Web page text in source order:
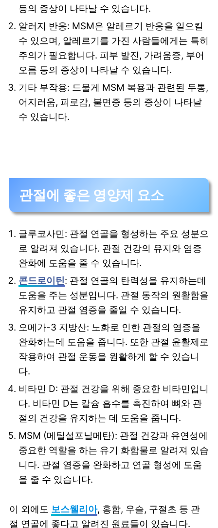
등의 증상이 나타날 수 있습니다.
알러지 반응: MSM은 알레르기 반응을 일으킬
수 있으며, 알레르기를 가진 사람들에게는 특히
주의가 필요합니다. 피부 발진, 가려움증, 부어
오름 등의 증상이 나타날 수 있습니다.
기타 부작용: 드물게 MSM 복용과 관련된 두통,
어지러움, 피로감, 불면증 등의 증상이 나타날
수 있습니다.
관절에 좋은 영양제 요소
글루코사민: 관절 연골을 형성하는 주요 성분으
로 알려져 있습니다. 관절 건강의 유지와 염증
완화에 도움을 줄 수 있습니다.
콘드로이틴: 관절 연골의 탄력성을 유지하는데
도움을 주는 성분입니다. 관절 동작의 원활함을
유지하고 관절 염증을 줄일 수 있습니다.
오메가-3 지방산: 노화로 인한 관절의 염증을
완화하는데 도움을 줍니다. 또한 관절 윤활제로
작용하여 관절 운동을 원활하게 할 수 있습니
다.
비타민 D: 관절 건강을 위해 중요한 비타민입니
다. 비타민 D는 칼슘 흡수를 촉진하여 뼈와 관
절의 건강을 유지하는 데 도움을 줍니다.
MSM (메틸설포닐메탄): 관절 건강과 유연성에
중요한 역할을 하는 유기 화합물로 알려져 있습
니다. 관절 염증을 완화하고 연골 형성에 도움
을 줄 수 있습니다.
이 외에도 보스웰리아, 홍합, 우슬, 구절초 등 관
절 연골에 좋다고 알려진 원료들이 있습니다.